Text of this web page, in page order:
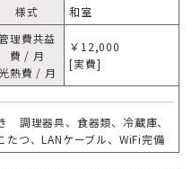
様式 和室
理費共益
費 / 月
光熱費 / 月
￥12,000
[実費]
調理器具、食器類、冷蔵庫、
たつ、LANケーブル、WiFi完備